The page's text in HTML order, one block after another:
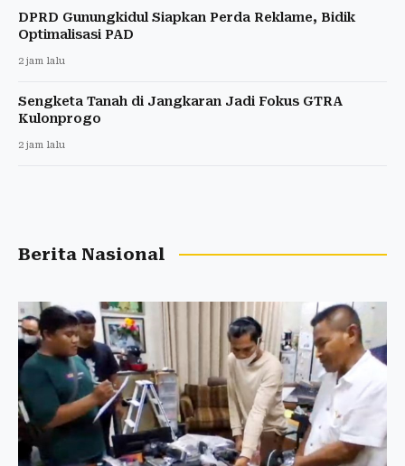
DPRD Gunungkidul Siapkan Perda Reklame, Bidik
Optimalisasi PAD
2 jam lalu
Sengketa Tanah di Jangkaran Jadi Fokus GTRA
Kulonprogo
2 jam lalu
Berita Nasional